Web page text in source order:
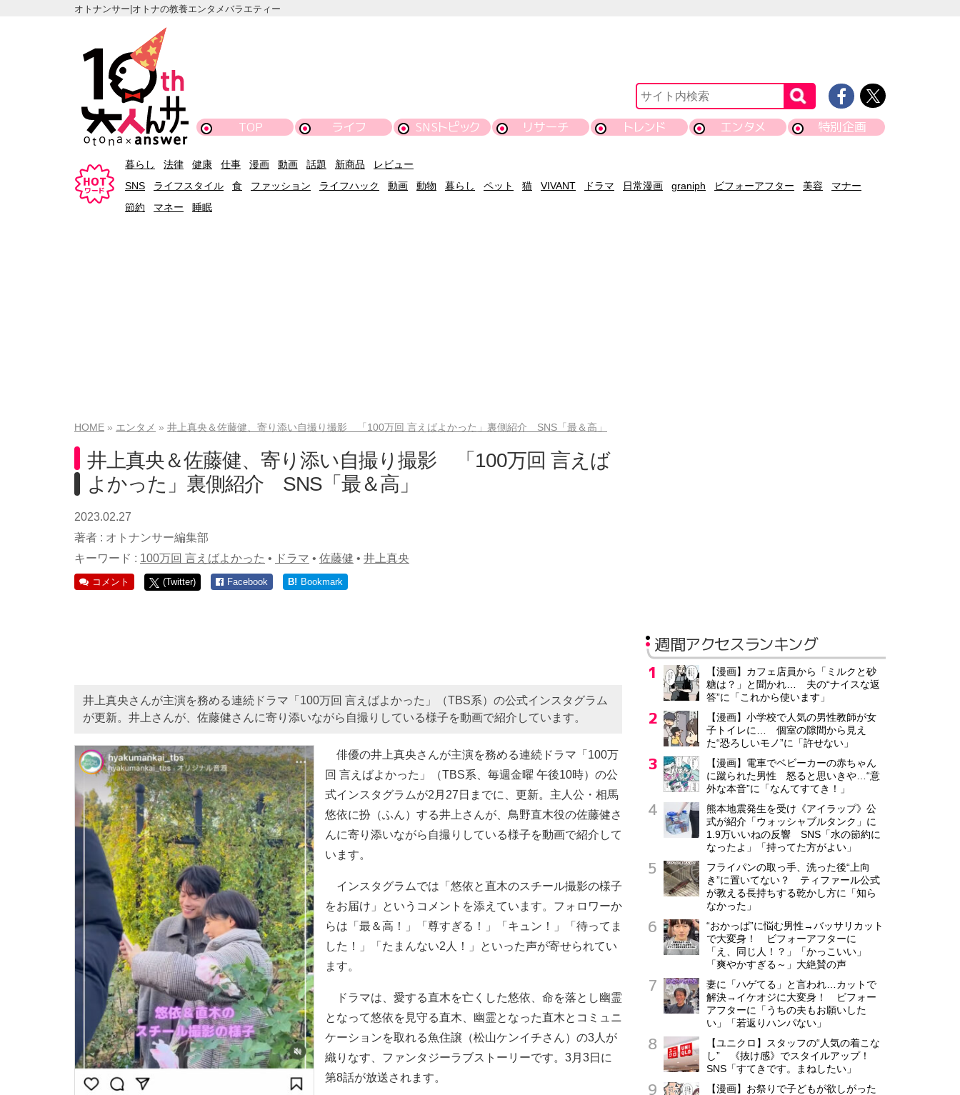
オトナンサー|オトナの教養エンタメバラエティー
TOP ライフ SNSトピック リサーチ トレンド エンタメ 特別企画
暮らし 法律 健康 仕事 漫画 動画 話題 新商品
レビュー
SNS
ライフスタイル 食 ファッション ライフハック 動画 動物 暮らし ペット 猫 VIVANT ドラマ 日常漫画 graniph ビフォーアフター 美容
マナー
節約
マネー 睡眠
HOME エンタメ 井上真央＆佐藤健、寄り添い自撮り撮影 「100万回 言えばよかった」裏側紹介 SNS「最＆高」
井上真央＆佐藤健、寄り添い自撮り撮影 「100万回 言えば
よかった」裏側紹介 SNS「最＆高」
2023.02.27
著者 : オトナンサー編集部
キーワード : 100万回 言えばよかった • ドラマ • 佐藤健 • 井上真央
コメント (Twitter) Facebook B! Bookmark
井上真央さんが主演を務める連続ドラマ「100万回 言えばよかった」（TBS系）の公式インスタグラム
が更新。井上さんが、佐藤健さんに寄り添いながら自撮りしている様子を動画で紹介しています。
俳優の井上真央さんが主演を務める連続ドラマ「100万
回 言えばよかった」（TBS系、毎週金曜 午後10時）の公
式インスタグラムが2月27日までに、更新。主人公・相馬
悠依に扮（ふん）する井上さんが、鳥野直木役の佐藤健さ
んに寄り添いながら自撮りしている様子を動画で紹介して
います。
インスタグラムでは「悠依と直木のスチール撮影の様子
をお届け」というコメントを添えています。フォロワーか
らは「最＆高！」「尊すぎる！」「キュン！」「待ってま
した！」「たまんない2人！」といった声が寄せられてい
ます。
ドラマは、愛する直木を亡くした悠依、命を落とし幽霊
となって悠依を見守る直木、幽霊となった直木とコミュニ
ケーションを取れる魚住譲（松山ケンイチさん）の3人が
織りなす、ファンタジーラブストーリーです。3月3日に
第8話が放送されます。
週間アクセスランキング
【漫画】カフェ店員から「ミルクと砂
糖は？」と聞かれ… 夫の“ナイスな返
答”に「これから使います」
【漫画】小学校で人気の男性教師が女
子トイレに… 個室の隙間から見え
た“恐ろしいモノ”に「許せない」
【漫画】電車でベビーカーの赤ちゃん
に蹴られた男性 怒ると思いきや…“意
外な本音”に「なんてすてき！」
熊本地震発生を受け《アイラップ》公
式が紹介「ウォッシャブルタンク」に
1.9万いいねの反響 SNS「水の節約に
なったよ」「持ってた方がよい」
フライパンの取っ手、洗った後“上向
き”に置いてない？ ティファール公式
が教える長持ちする乾かし方に「知ら
なかった」
“おかっぱ”に悩む男性→バッサリカット
で大変身！ ビフォーアフターに
「え、同じ人！？」「かっこいい」
「爽やかすぎる～」大絶賛の声
妻に「ハゲてる」と言われ…カットで
解決→イケオジに大変身！ ビフォー
アフターに「うちの夫もお願いした
い」「若返りハンパない」
【ユニクロ】スタッフの“人気の着こな
し” 《抜け感》でスタイルアップ！
SNS「すてきです。まねしたい」
【漫画】お祭りで子どもが欲しがった